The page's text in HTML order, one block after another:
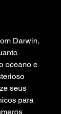
Darwin,
oceano e
seus
para